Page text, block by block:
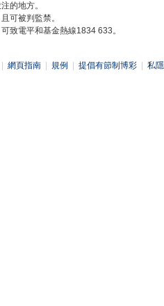
的地方。
可被判監禁。
致電平和基金熱線1834 633。
網頁指南 規例 提倡有節制博彩 私